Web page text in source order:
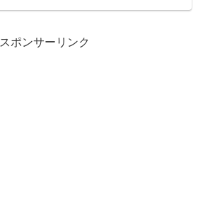
す。仕事のストレスを発散できます。有
スポンサーリンク